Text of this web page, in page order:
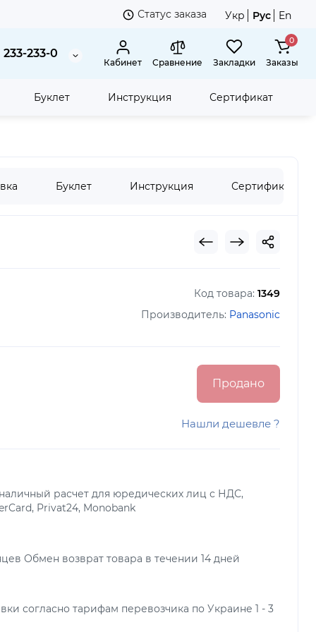
Статус заказа Укр Рус En
233-0
Кабинет Сравнение Закладки
0
Заказы
Буклет Инструкция Сертификат
Panasonic DMW-TC20E 2.0X
Буклет Инструкция Сертификат
Код товара: 1349
Производитель: Panasonic
Продано
Нашли дешевле ?
расчет для юредических лиц с НДС,
Privat24, Monobank
Обмен возврат товара в течении 14 дней
согласно тарифам перевозчика по Украине 1 - 3